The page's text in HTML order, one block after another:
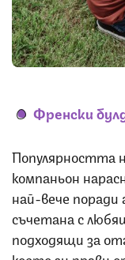
Френски
Популярността
компаньон
най-вече
съчетана с
подходящи за